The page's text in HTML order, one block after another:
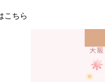
こちら